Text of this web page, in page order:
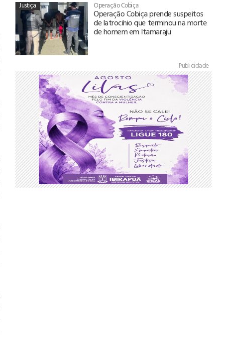
Justiça Operação Cobiça
Operação Cobiça prende suspeitos
de latrocínio que terminou na morte
de homem em Itamaraju
Publicidade